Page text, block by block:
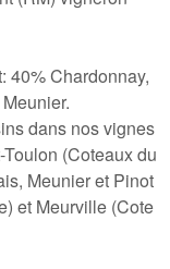
40% Chardonnay,
dans nos vignes
(Coteaux du
Meunier et Pinot
et Meurville (Cote